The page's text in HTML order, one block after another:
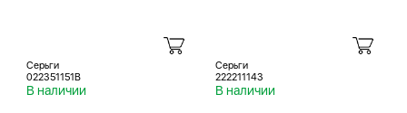
Серьги
022351151B
В наличии
Серьги
222211143
В наличии